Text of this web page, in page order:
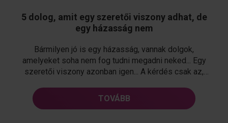
5 dolog, amit egy szeretői viszony adhat, de
egy házasság nem
Bármilyen jó is egy házasság, vannak dolgok,
amelyeket soha nem fog tudni megadni neked... Egy
szeretői viszony azonban igen... A kérdés csak az,
viszony adhat, de egy házasság nem részletei...
TOVÁBB